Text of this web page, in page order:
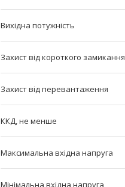
Вихідна потужність
Захист від короткого замикання
Захист від перевантаження
ККД, не менше
Максимальна вхідна напруга
Мінімальна вхідна напруга